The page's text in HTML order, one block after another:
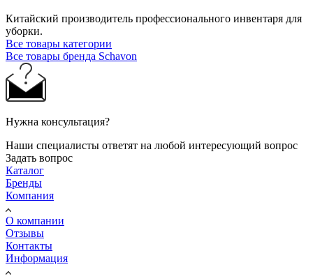
Китайский производитель профессионального инвентаря для
уборки.
Все товары категории
Все товары бренда Schavon
Нужна консультация?
Наши специалисты ответят на любой интересующий вопрос
Задать вопрос
Каталог
Бренды
Компания
О компании
Отзывы
Контакты
Информация